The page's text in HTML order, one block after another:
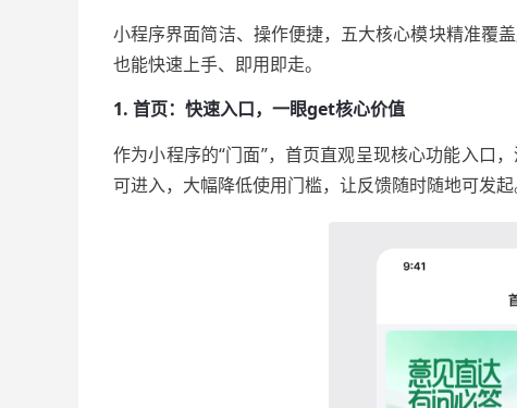
小程序界面简洁、操作便捷，五大核心模块精准覆
也能快速上手、即用即走。
1. 首页：快速入口，一眼get核心价值
作为小程序的“门面”，首页直观呈现核心功能入口
可进入，大幅降低使用门槛，让反馈随时随地可发起